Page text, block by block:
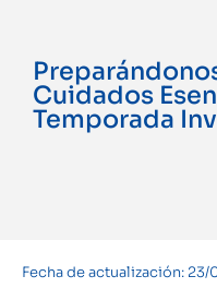
Cuidados
Temporada
Fecha de actualización: